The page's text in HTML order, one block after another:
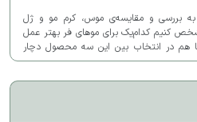
به بررسی و مقایسه‌ی موس، کرم مو و ژل
کنیم کدام‌یک برای موهای فر بهتر عمل
هم در انتخاب بین این سه محصول دچار
این مطلب به شما کمک خواهد کرد.